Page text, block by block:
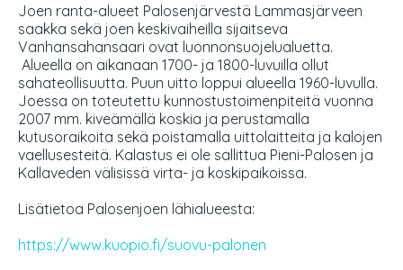
Joen ranta-alueet Palosenjärvestä Lammasjärveen
saakka sekä joen keskivaiheilla sijaitseva
Vanhansahansaari ovat luonnonsuojelualuetta.
Alueella on aikanaan 1700- ja 1800-luvuilla ollut
sahateollisuutta. Puun uitto loppui alueella 1960-luvulla.
Joessa on toteutettu kunnostustoimenpiteitä vuonna
2007 mm. kiveämällä koskia ja perustamalla
kutusoraikoita sekä poistamalla uittolaitteita ja kalojen
vaellusesteitä. Kalastus ei ole sallittua Pieni-Palosen ja
Kallaveden välisissä virta- ja koskipaikoissa.
Lisätietoa Palosenjoen lähialueesta:
https://www.kuopio.fi/suovu-palonen